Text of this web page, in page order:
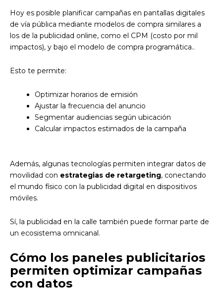
Hoy es posible planificar campañas en pantallas digitales
de vía pública mediante modelos de compra similares a
los de la publicidad online, como el CPM (costo por mil
impactos), y bajo el modelo de compra programática..
Esto te permite:
Optimizar horarios de emisión
Ajustar la frecuencia del anuncio
Segmentar audiencias según ubicación
Calcular impactos estimados de la campaña
Además, algunas tecnologías permiten integrar datos de
movilidad con estrategias de retargeting, conectando
el mundo físico con la publicidad digital en dispositivos
móviles.
Sí, la publicidad en la calle también puede formar parte de
un ecosistema omnicanal.
Cómo los paneles publicitarios
permiten optimizar campañas
con datos